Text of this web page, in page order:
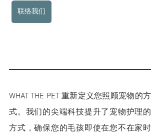
联络我们
WHAT THE PET 重新定义您照顾宠物的方
式。我们的尖端科技提升了宠物护理的
方式，确保您的毛孩即使在您不在家时